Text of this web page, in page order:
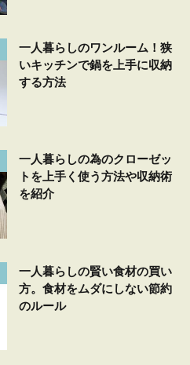
一人暮らしのワンルーム！狭
いキッチンで鍋を上手に収納
する方法
一人暮らしの為のクローゼッ
トを上手く使う方法や収納術
を紹介
一人暮らしの賢い食材の買い
方。食材をムダにしない節約
のルール